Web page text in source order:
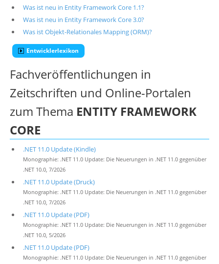
Was ist neu in Entity Framework Core 1.1?
Was ist neu in Entity Framework Core 3.0?
Was ist Objekt-Relationales Mapping (ORM)?
Entwicklerlexikon
Fachveröffentlichungen in
Zeitschriften und Online-Portalen
zum Thema ENTITY FRAMEWORK
CORE
.NET 11.0 Update (Kindle)
Monographie: .NET 11.0 Update: Die Neuerungen in .NET 11.0 gegenüber
.NET 10.0, 7/2026
.NET 11.0 Update (Druck)
Monographie: .NET 11.0 Update: Die Neuerungen in .NET 11.0 gegenüber
.NET 10.0, 7/2026
.NET 11.0 Update (PDF)
Monographie: .NET 11.0 Update: Die Neuerungen in .NET 11.0 gegenüber
.NET 10.0, 5/2026
.NET 11.0 Update (PDF)
Monographie: .NET 11.0 Update: Die Neuerungen in .NET 11.0 gegenüber